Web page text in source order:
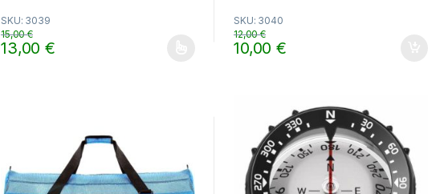
u
t
o
SKU: 3039
13,00€
15,00€
Questo prodotto ha più varianti. Le opzioni possono essere scelte nella pagina del
u
t
o
SKU: 3040
10,00€
12,00€